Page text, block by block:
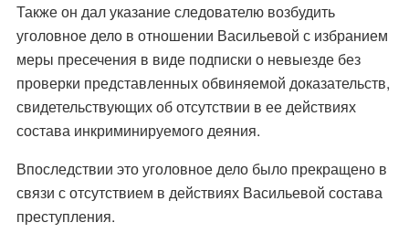
Также он дал указание следователю возбудить
уголовное дело в отношении Васильевой с избранием
меры пресечения в виде подписки о невыезде без
проверки представленных обвиняемой доказательств,
свидетельствующих об отсутствии в ее действиях
состава инкриминируемого деяния.
Впоследствии это уголовное дело было прекращено в
связи с отсутствием в действиях Васильевой состава
преступления.